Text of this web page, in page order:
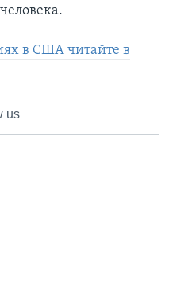
в США читайте в
us